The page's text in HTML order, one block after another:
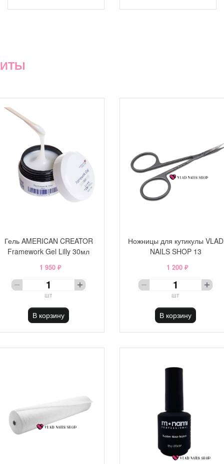
Гель AMERICAN CREATOR
Framework Gel Lilly 30мл
1 950 ₽
шт
В корзину
Ножницы для кутикулы VLAD
NAILS SHOP 13
1 200 ₽
шт
В корзину